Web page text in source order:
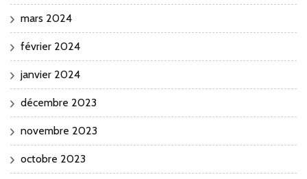
mars 2024
février 2024
janvier 2024
décembre 2023
novembre 2023
octobre 2023